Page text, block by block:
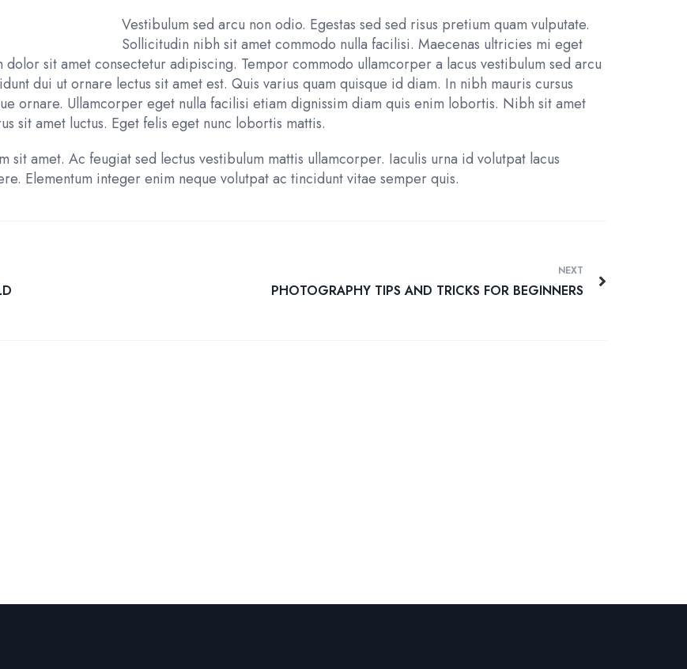
Vestibulum sed arcu non odio. Egestas sed sed risus pretium quam vulputate.
Sollicitudin nibh sit amet commodo nulla facilisi. Maecenas ultricies mi eget
sit amet consectetur adipiscing. Tempor commodo ullamcorper a lacus vestibulum sed arcu
dui ut ornare lectus sit amet est. Quis varius quam quisque id diam. In nibh mauris cursus
ornare. Ullamcorper eget nulla facilisi etiam dignissim diam quis enim lobortis. Nibh sit amet
sit amet luctus. Eget felis eget nunc lobortis mattis.
sit amet. Ac feugiat sed lectus vestibulum mattis ullamcorper. Iaculis urna id volutpat lacus
Elementum integer enim neque volutpat ac tincidunt vitae semper quis.
NEXT
PHOTOGRAPHY TIPS AND TRICKS FOR BEGINNERS